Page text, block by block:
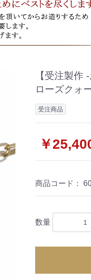
【受注製作
ローズクォ
受注商品
￥
商品コード：
数量